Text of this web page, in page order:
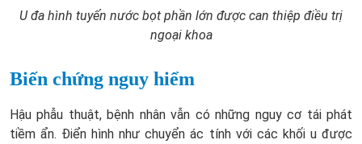
U đa hình tuyến nước bọt phần lớn được can thiệp điều trị
ngoại khoa
Biến chứng nguy hiểm
Hậu phẫu thuật, bệnh nhân vẫn có những nguy cơ tái phát
tiềm ẩn. Điển hình như chuyển ác tính với các khối u được